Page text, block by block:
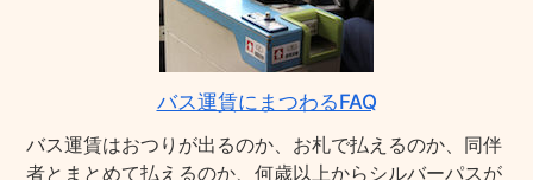
バス運賃にまつわるFAQ
バス運賃はおつりが出るのか、お札で払えるのか、同伴
者とまとめて払えるのか、何歳以上からシルバーパスが